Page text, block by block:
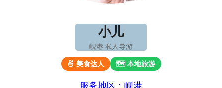
小儿
岘港 私人导游
🍜 美食达人 🗺 本地旅游
服务地区：岘港